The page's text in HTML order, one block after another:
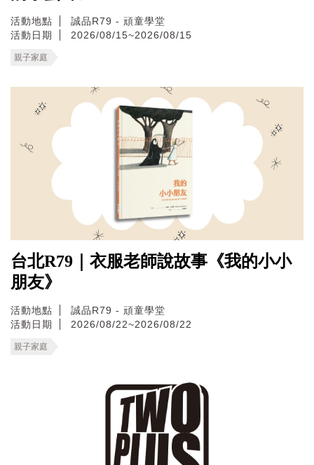
活動地點
誠品R79 - 頑童學堂
活動日期
2026/08/15~2026/08/15
親子家庭
台北R79｜衣服老師說故事《我的小小
朋友》
活動地點
誠品R79 - 頑童學堂
活動日期
2026/08/22~2026/08/22
親子家庭